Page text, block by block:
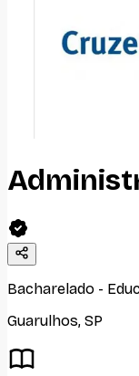
Bacharelado -
Guarulhos, SP